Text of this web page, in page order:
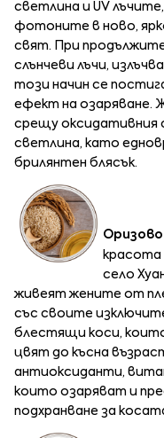
светлина и UV
фотоните в ново,
свят. При
слънчеви лъчи,
този начин се
ефект на озаряване.
срещу оксидативния
светлина, като
брилянтен блясък.
Оризово
село
живеят жените от
със своите
блестящи коси,
цвят до късна
антиоксиданти,
които озаряват и
подхранване за